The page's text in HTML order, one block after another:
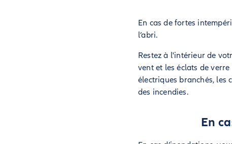
En cas de fortes
l’abri.
Restez à l'intérieur de
vent et les éclats de
électriques branchés, les
des incendies.
En